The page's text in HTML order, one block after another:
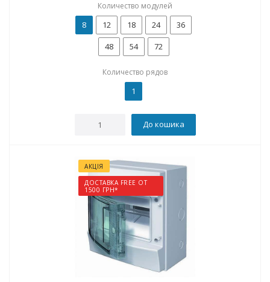
Количество модулей
8 12 18 24
36
48
54 72
Количество рядов
1
До кошика
АКЦІЯ
ДОСТАВКА FREE ОТ
1500 ГРН*